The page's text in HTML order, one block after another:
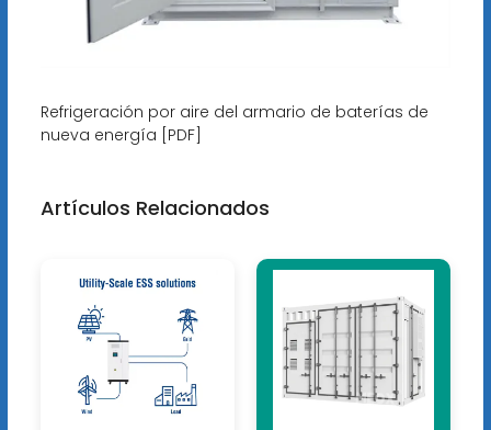
Refrigeración por aire del armario de baterías de
nueva energía [PDF]
Artículos Relacionados